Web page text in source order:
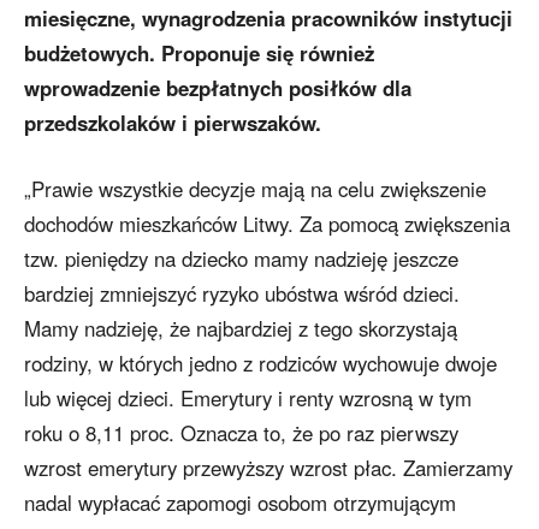
miesięczne, wynagrodzenia pracowników instytucji
budżetowych. Proponuje się również
wprowadzenie bezpłatnych posiłków dla
przedszkolaków i pierwszaków.
„Prawie wszystkie decyzje mają na celu zwiększenie
dochodów mieszkańców Litwy. Za pomocą zwiększenia
tzw. pieniędzy na dziecko mamy nadzieję jeszcze
bardziej zmniejszyć ryzyko ubóstwa wśród dzieci.
Mamy nadzieję, że najbardziej z tego skorzystają
rodziny, w których jedno z rodziców wychowuje dwoje
lub więcej dzieci. Emerytury i renty wzrosną w tym
roku o 8,11 proc. Oznacza to, że po raz pierwszy
wzrost emerytury przewyższy wzrost płac. Zamierzamy
nadal wypłacać zapomogi osobom otrzymującym